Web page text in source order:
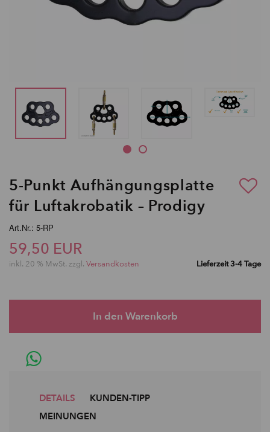
5-Punkt Aufhängungsplatte
für Luftakrobatik – Prodigy
Art.Nr.: 5-RP
59,50 EUR
inkl. 20 % MwSt. zzgl. Versandkosten Lieferzeit 3-4 Tage
DETAILS
KUNDEN-TIPP
MEINUNGEN